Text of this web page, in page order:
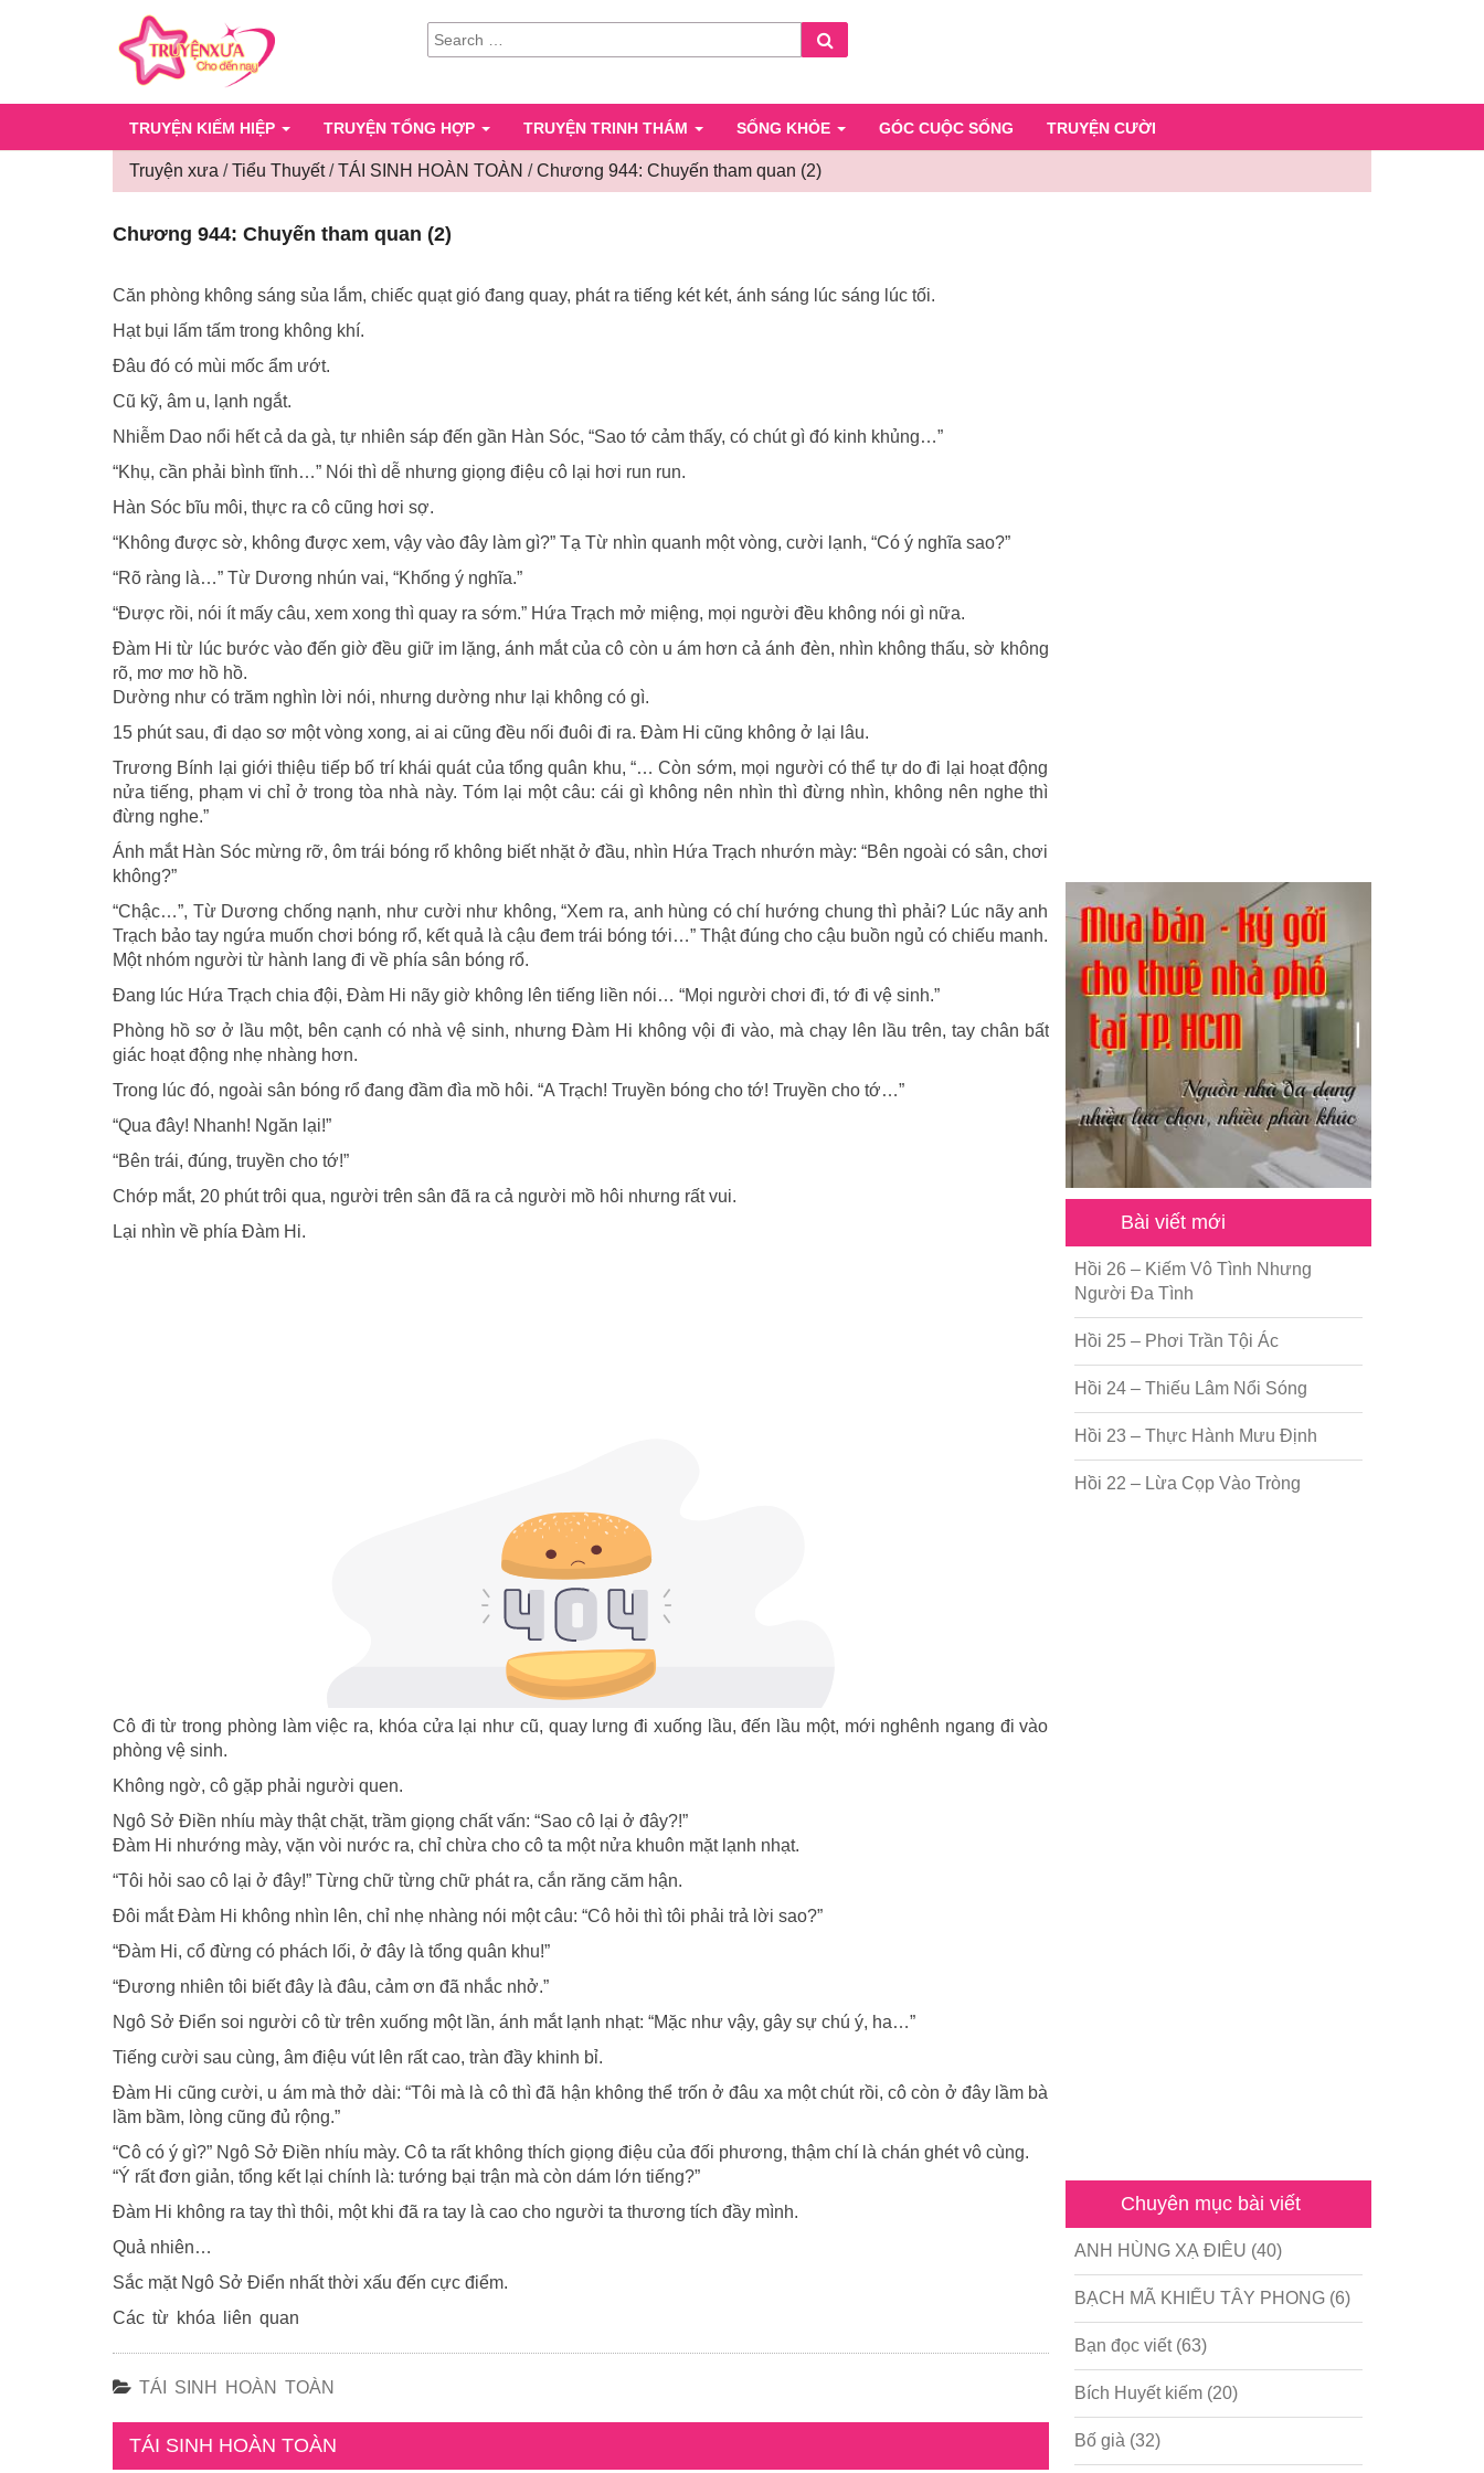
SEARCH
FOR:
TRUYỆN KIẾM HIỆP TRUYỆN TỔNG HỢP TRUYỆN TRINH THÁM SỐNG KHỎE GÓC CUỘC SỐNG TRUYỆN CƯỜI
Truyện xưa /Tiểu Thuyết/TÁI SINH HOÀN TOÀN /Chương 944: Chuyến tham quan (2)
tham
Chương 944: Chuyến tham quan (2)
Căn phòng không sáng sủa lắm, chiếc quạt gió đang quay, phát ra tiếng két két, ánh sáng lúc sáng lúc tối.
Hạt bụi lấm tấm trong không khí.
Đâu đó có mùi mốc ẩm ướt.
Cũ kỹ, âm u, lạnh ngắt.
Nhiễm Dao nổi hết cả da gà, tự nhiên sáp đến gần Hàn Sóc, “Sao tớ cảm thấy, có chút gì đó kinh khủng…”
“Khụ, cần phải bình tĩnh…” Nói thì dễ nhưng giọng điệu cô lại hơi run run.
Hàn Sóc bĩu môi, thực ra cô cũng hơi sợ.
“Không được sờ, không được xem, vậy vào đây làm gì?” Tạ Từ nhìn quanh một vòng, cười lạnh, “Có ý nghĩa sao?”
“Rõ ràng là…” Từ Dương nhún vai, “Khống ý nghĩa.”
“Được rồi, nói ít mấy câu, xem xong thì quay ra sớm.” Hứa Trạch mở miệng, mọi người đều không nói gì nữa.
Đàm Hi từ lúc bước vào đến giờ đều giữ im lặng, ánh mắt của cô còn u ám hơn cả ánh đèn, nhìn không thấu, sờ không
rõ, mơ mơ hồ hồ.
Dường như có trăm nghìn lời nói, nhưng dường như lại không có gì.
15 phút sau, đi dạo sơ một vòng xong, ai ai cũng đều nối đuôi đi ra. Đàm Hi cũng không ở lại lâu.
Trương Bính lại giới thiệu tiếp bố trí khái quát của tổng quân khu, “… Còn sớm, mọi người có thể tự do đi lại hoạt động
nửa tiếng, phạm vi chỉ ở trong tòa nhà này. Tóm lại một câu: cái gì không nên nhìn thì đừng nhìn, không nên nghe thì
đừng nghe.”
Ánh mắt Hàn Sóc mừng rỡ, ôm trái bóng rổ không biết nhặt ở đầu, nhìn Hứa Trạch nhướn mày: “Bên ngoài có sân, chơi
không?”
“Chậc…”, Từ Dương chống nạnh, như cười như không, “Xem ra, anh hùng có chí hướng chung thì phải? Lúc nãy anh
Trạch bảo tay ngứa muốn chơi bóng rổ, kết quả là cậu đem trái bóng tới…” Thật đúng cho cậu buồn ngủ có chiếu manh.
Một nhóm người từ hành lang đi về phía sân bóng rổ.
Đang lúc Hứa Trạch chia đội, Đàm Hi nãy giờ không lên tiếng liền nói… “Mọi người chơi đi, tớ đi vệ sinh.”
Phòng hồ sơ ở lầu một, bên cạnh có nhà vệ sinh, nhưng Đàm Hi không vội đi vào, mà chạy lên lầu trên, tay chân bất
giác hoạt động nhẹ nhàng hơn.
Trong lúc đó, ngoài sân bóng rổ đang đầm đìa mồ hôi. “A Trạch! Truyền bóng cho tớ! Truyền cho tớ…”
“Qua đây! Nhanh! Ngăn lại!”
“Bên trái, đúng, truyền cho tớ!”
Chớp mắt, 20 phút trôi qua, người trên sân đã ra cả người mồ hôi nhưng rất vui.
Lại nhìn về phía Đàm Hi.
Cô đi từ trong phòng làm việc ra, khóa cửa lại như cũ, quay lưng đi xuống lầu, đến lầu một, mới nghênh ngang đi vào
phòng vệ sinh.
Không ngờ, cô gặp phải người quen.
Ngô Sở Điền nhíu mày thật chặt, trầm giọng chất vấn: “Sao cô lại ở đây?!”
Đàm Hi nhướng mày, vặn vòi nước ra, chỉ chừa cho cô ta một nửa khuôn mặt lạnh nhạt.
“Tôi hỏi sao cô lại ở đây!” Từng chữ từng chữ phát ra, cắn răng căm hận.
Đôi mắt Đàm Hi không nhìn lên, chỉ nhẹ nhàng nói một câu: “Cô hỏi thì tôi phải trả lời sao?”
“Đàm Hi, cổ đừng có phách lối, ở đây là tổng quân khu!”
“Đương nhiên tôi biết đây là đâu, cảm ơn đã nhắc nhở.”
Ngô Sở Điển soi người cô từ trên xuống một lần, ánh mắt lạnh nhạt: “Mặc như vậy, gây sự chú ý, ha…”
Tiếng cười sau cùng, âm điệu vút lên rất cao, tràn đầy khinh bỉ.
Đàm Hi cũng cười, u ám mà thở dài: “Tôi mà là cô thì đã hận không thể trốn ở đâu xa một chút rồi, cô còn ở đây lầm bà
lầm bầm, lòng cũng đủ rộng.”
“Cô có ý gì?” Ngô Sở Điền nhíu mày. Cô ta rất không thích giọng điệu của đối phương, thậm chí là chán ghét vô cùng.
“Ý rất đơn giản, tổng kết lại chính là: tướng bại trận mà còn dám lớn tiếng?”
Đàm Hi không ra tay thì thôi, một khi đã ra tay là cao cho người ta thương tích đầy mình.
Quả nhiên…
Sắc mặt Ngô Sở Điển nhất thời xấu đến cực điểm.
Các từ khóa liên quan
TÁI SINH HOÀN TOÀN
TÁI SINH HOÀN TOÀN
Bài viết mới
Hồi 26 – Kiếm Vô Tình Nhưng
Người Đa Tình
Hồi 25 – Phơi Trần Tội Ác
Hồi 24 – Thiếu Lâm Nổi Sóng
Hồi 23 – Thực Hành Mưu Định
Hồi 22 – Lừa Cọp Vào Tròng
Chuyên mục bài viết
ANH HÙNG XẠ ĐIÊU (40)
BẠCH MÃ KHIẾU TÂY PHONG(6)
Bạn đọc viết(63)
Bích Huyết kiếm(20)
Bố già (32)